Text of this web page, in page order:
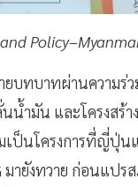
ายบทบาทผ่านความร่
น้ำมัน และโครงสร้
เป็นโครงการที่ญี่
ายังทวาย ก่อนแป